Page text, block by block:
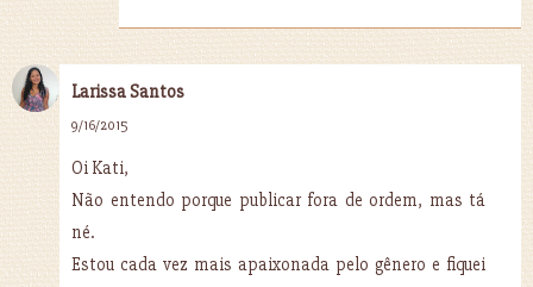
Larissa Santos
9/16/2015
Oi Kati,
Não entendo porque publicar fora de ordem, mas tá
né.
Estou cada vez mais apaixonada pelo gênero e fiquei